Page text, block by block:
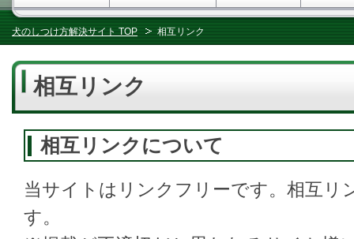
犬のしつけ方解決サイト TOP 相互リンク
相互リンク
相互リンクについて
当サイトはリンクフリーです。相互リ
す。